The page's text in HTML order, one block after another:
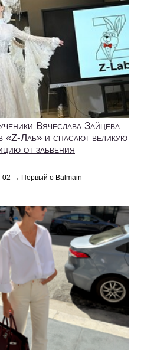
Вячеслава Зайцева
«Z-Лаб» и спасают великую
от забвения
02 → Первый о Balmain